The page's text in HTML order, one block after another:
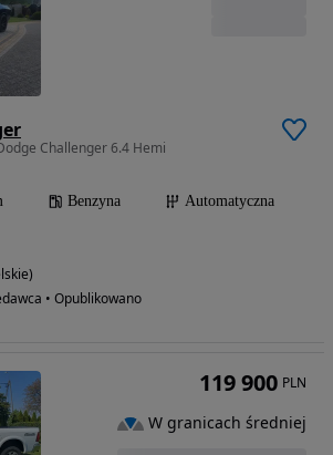
Challenger 6.4 Hemi
Benzyna
Automatyczna
• Opublikowano
119 900 PLN
W granicach średniej